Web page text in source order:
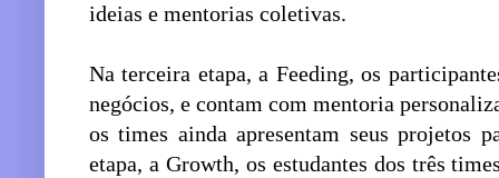
ideias e mentorias coletivas.
Na terceira etapa, a Feeding, os
negócios, e contam com mentoria
os times ainda apresentam seus projetos
etapa, a Growth, os estudantes dos três